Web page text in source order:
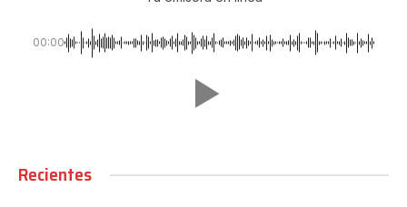
00:00
Recientes